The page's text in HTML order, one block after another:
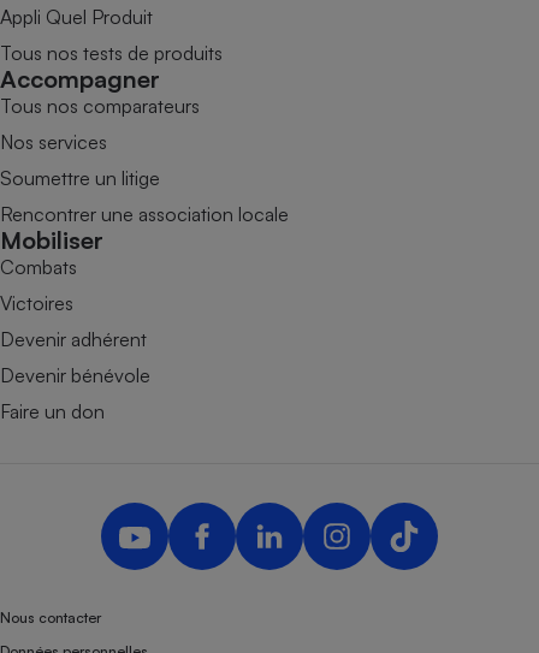
Appli Quel Produit
Tous nos tests de produits
Accompagner
Tous nos comparateurs
Nos services
Soumettre un litige
Rencontrer une association locale
Mobiliser
Combats
Victoires
Devenir adhérent
Devenir bénévole
Faire un don
Nous contacter